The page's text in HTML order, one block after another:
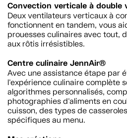
Convection verticale à double
Deux ventilateurs verticaux à
fonctionnent en tandem, vous
prouesses culinaires avec tout,
aux rôtis irrésistibles.
Centre culinaire JennAir®
Avec une assistance étape par
l'expérience culinaire complète
algorithmes personnalisés,
photographies d'aliments en
cuisson, des types de
spécifiques au menu.